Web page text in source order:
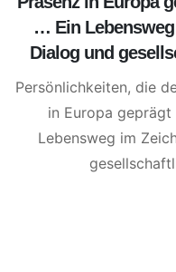
… Ein
Dialog und
Persönlichkeiten, die
in Europa
Lebensweg im